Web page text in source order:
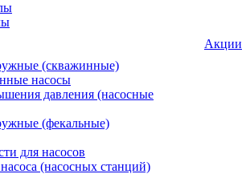
(скважинные)
насосы
давления (насосные
(фекальные)
для насосов
(насосных станций)
Акции